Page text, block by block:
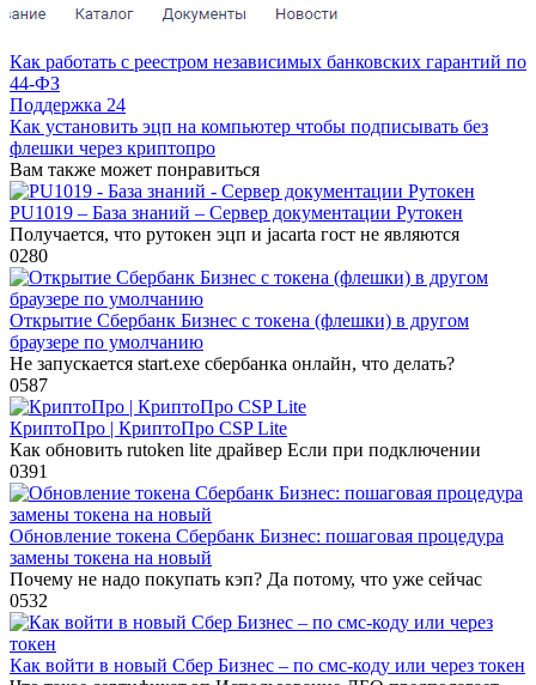
Как работать с реестром независимых банковских гарантий по
44-ФЗ
Поддержка 24
Как установить эцп на компьютер чтобы подписывать без
флешки через криптопро
Вам также может понравиться
PU1019 – База знаний – Сервер документации Рутокен
Получается, что рутокен эцп и jacarta гост не являются
0280
Открытие Сбербанк Бизнес с токена (флешки) в другом
браузере по умолчанию
Не запускается start.exe сбербанка онлайн, что делать?
0587
КриптоПро | КриптоПро CSP Lite
Как обновить rutoken lite драйвер Если при подключении
0391
Обновление токена Сбербанк Бизнес: пошаговая процедура
замены токена на новый
Почему не надо покупать кэп? Да потому, что уже сейчас
0532
Как войти в новый Сбер Бизнес – по смс-коду или через токен